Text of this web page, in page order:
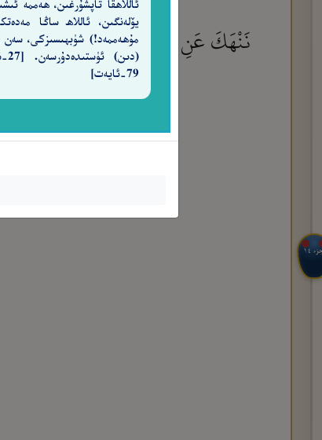
ئاللاھقا تاپشۇرغىن، ھەممە
يۆلەنگىن، ئاللاھ ساڭا
مۇھەممەد!) شۈبھىسىزكى،
79-ئايەت]
١٤
نَنْهَكَ عَنِ ٱلْعَـٰلَمِينَ
٧٠